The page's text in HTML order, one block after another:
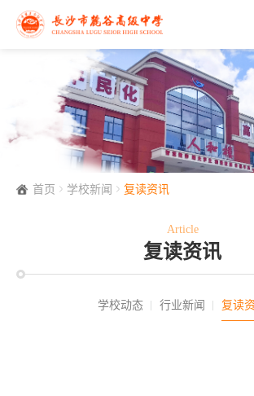
首页 学校新闻 复读资讯
Article
复读资讯
学校动态 行业新闻 复读